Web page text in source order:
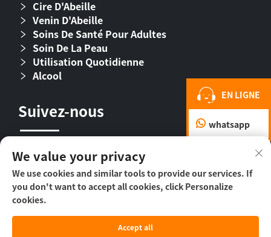
EN LIGNE
whatsapp
Cire D'Abeille
Venin D'Abeille
Soins De Santé Pour Adultes
Soin De La Peau
Utilisation Quotidienne
Alcool
Suivez-nous
Droit d’auteur © 2026 Beijing Beehall Biological
Pharmaceutical Co., Ltd. -
We value your privacy
We use cookies and similar tools to provide our services. If
you don't want to accept all cookies, click Personalize
cookies.
Accept all